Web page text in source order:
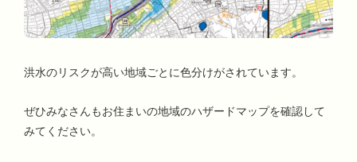
洪水のリスクが高い地域ごとに色分けがされています。
ぜひみなさんもお住まいの地域のハザードマップを確認して
みてください。